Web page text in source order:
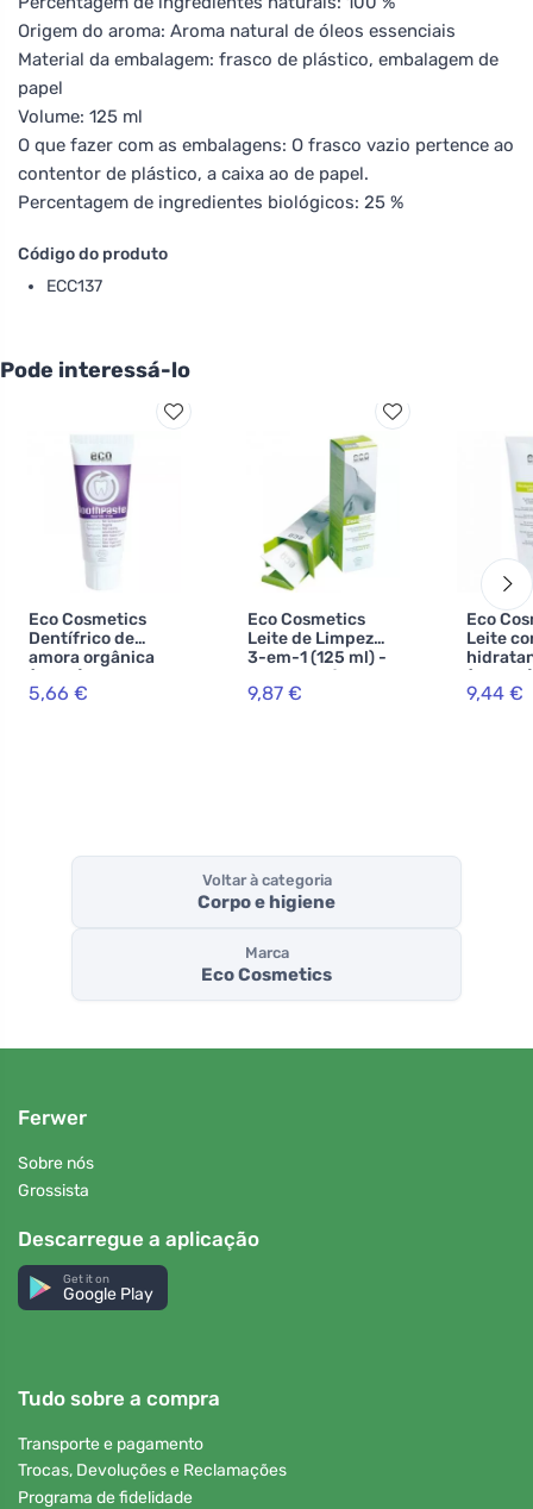
Origem do aroma: Aroma natural de óleos essenciais
Material da embalagem: frasco de plástico, embalagem de
papel
Volume: 125 ml
O que fazer com as embalagens: O frasco vazio pertence ao
contentor de plástico, a caixa ao de papel.
Percentagem de ingredientes biológicos: 25 %
Código do produto
ECC137
Pode interessá-lo
Eco Cosmetics
Dentífrico de
amora orgânica
(75 ml) - sem
flúor
5,66 €
Eco Cosmetics
Leite de Limpeza
3-em-1 (125 ml) -
remove até a
maquilhagem à
9,87 €
Eco
Leite
(200
folha
9,44 €
Voltar à categoria
Corpo e higiene
Marca
Eco Cosmetics
Ferwer
Sobre nós
Grossista
Descarregue a aplicação
Get it on
Google Play
Tudo sobre a compra
Transporte e pagamento
Trocas, Devoluções e Reclamações
Programa de fidelidade